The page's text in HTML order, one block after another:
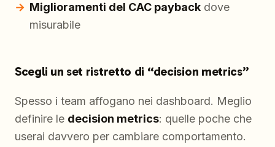
Miglioramenti del CAC payback dove
misurabile
Scegli un set ristretto di “decision metrics”
Spesso i team affogano nei dashboard. Meglio
definire le decision metrics: quelle poche che
userai davvero per cambiare comportamento.